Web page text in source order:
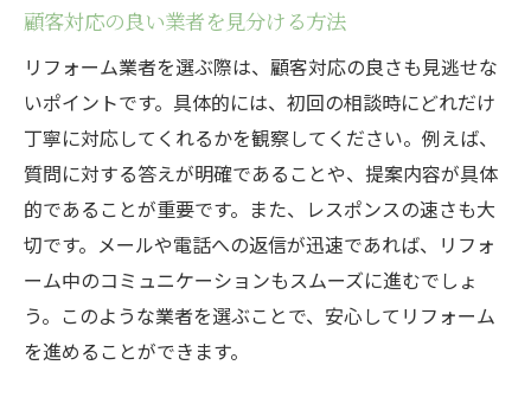
顧客対応の良い業者を見分ける方法
リフォーム業者を選ぶ際は、顧客対応の良さも見逃せな
いポイントです。具体的には、初回の相談時にどれだけ
丁寧に対応してくれるかを観察してください。例えば、
質問に対する答えが明確であることや、提案内容が具体
的であることが重要です。また、レスポンスの速さも大
切です。メールや電話への返信が迅速であれば、リフォ
ーム中のコミュニケーションもスムーズに進むでしょ
う。このような業者を選ぶことで、安心してリフォーム
を進めることができます。